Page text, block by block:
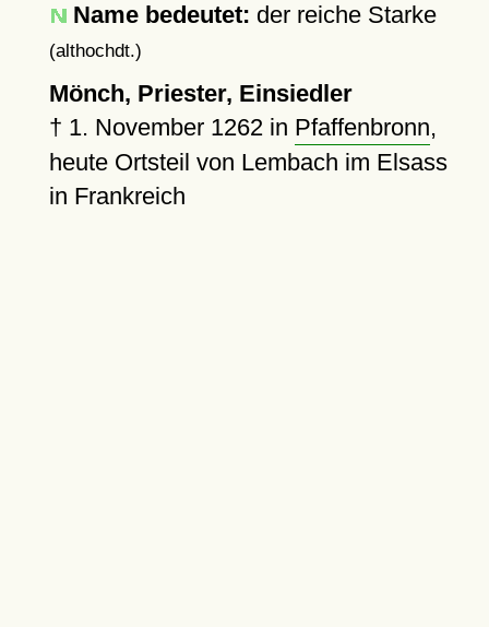
Name bedeutet: der reiche Starke
(althochdt.)
Mönch, Priester, Einsiedler
† 1. November 1262in Pfaffenbronn,
heute Ortsteil von Lembach im Elsass
in Frankreich